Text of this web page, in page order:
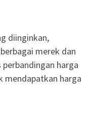
diinginkan,
merek dan
harga
mendapatkan harga